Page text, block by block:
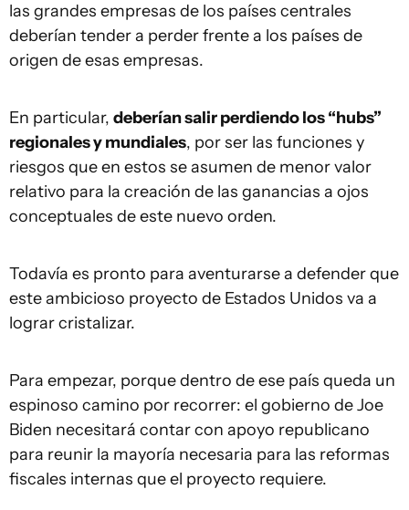
las grandes empresas de los países centrales
deberían tender a perder frente a los países de
origen de esas empresas.
En particular, deberían salir perdiendo los “hubs”
regionales y mundiales, por ser las funciones y
riesgos que en estos se asumen de menor valor
relativo para la creación de las ganancias a ojos
conceptuales de este nuevo orden.
Todavía es pronto para aventurarse a defender que
este ambicioso proyecto de Estados Unidos va a
lograr cristalizar.
Para empezar, porque dentro de ese país queda un
espinoso camino por recorrer: el gobierno de Joe
Biden necesitará contar con apoyo republicano
para reunir la mayoría necesaria para las reformas
fiscales internas que el proyecto requiere.